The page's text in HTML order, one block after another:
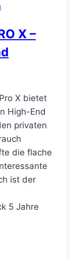
X –
X bietet
High-End
privaten
die flache
ist der
5 Jahre